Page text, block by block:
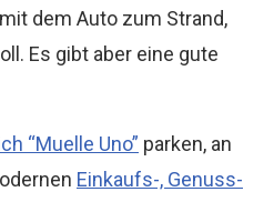
dem Auto zum Strand,
Es gibt aber eine gute
“Muelle Uno” parken, an
Einkaufs-, Genuss-